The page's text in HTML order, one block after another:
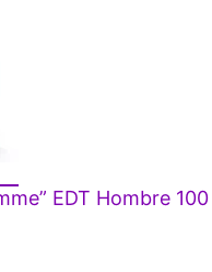
EDT Hombre